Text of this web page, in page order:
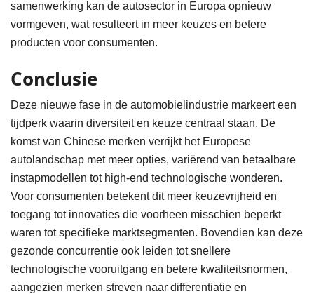
samenwerking kan de autosector in Europa opnieuw
vormgeven, wat resulteert in meer keuzes en betere
producten voor consumenten.
Conclusie
Deze nieuwe fase in de automobielindustrie markeert een
tijdperk waarin diversiteit en keuze centraal staan. De
komst van Chinese merken verrijkt het Europese
autolandschap met meer opties, variërend van betaalbare
instapmodellen tot high-end technologische wonderen.
Voor consumenten betekent dit meer keuzevrijheid en
toegang tot innovaties die voorheen misschien beperkt
waren tot specifieke marktsegmenten. Bovendien kan deze
gezonde concurrentie ook leiden tot snellere
technologische vooruitgang en betere kwaliteitsnormen,
aangezien merken streven naar differentiatie en